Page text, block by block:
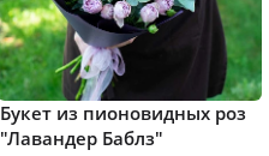
Букет из пионовидных роз
"Лавандер Баблз"